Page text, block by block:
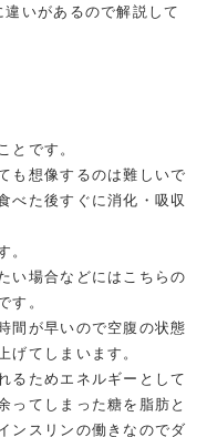
いがあるので解説して
とです。
も想像するのは難しいで
べた後すぐに消化・吸収
。
い場合などにはこちらの
す。
間が早いので空腹の状態
げてしまいます。
るためエネルギーとして
ってしまった糖を脂肪と
ンスリンの働きなのでダ